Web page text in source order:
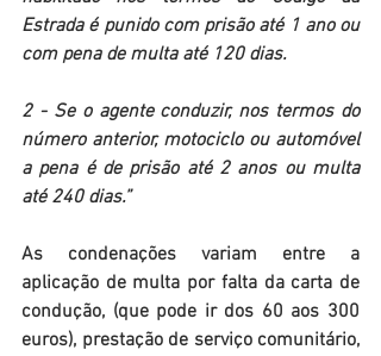
Estrada é punido com prisão até 1 ano ou
com pena de multa até 120 dias.
2 - Se o agente conduzir, nos termos do
número anterior, motociclo ou automóvel
a pena é de prisão até 2 anos ou multa
até 240 dias.”
As condenações variam entre a
aplicação de multa por falta da carta de
condução, (que pode ir dos 60 aos 300
euros), prestação de serviço comunitário,